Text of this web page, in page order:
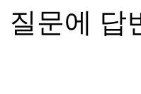
질문에 답